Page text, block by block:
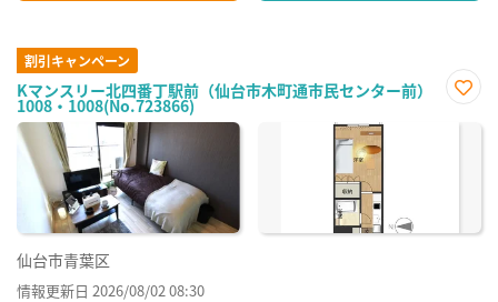
割引キャンペーン
Kマンスリー北四番丁駅前（仙台市木町通市民センター前）
1008・1008(No.723866)
に入
仙台市青葉区
情報更新日 2026/08/02 08:30